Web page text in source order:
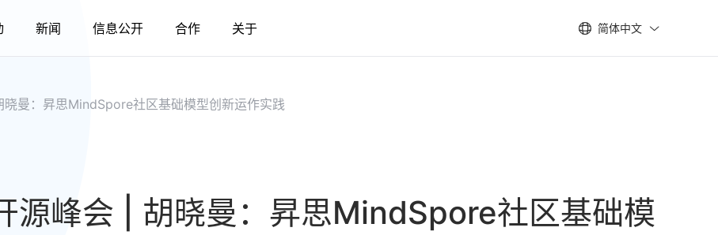
新闻 信息公开 合作 关于 简体中文
曼：昇思MindSpore社区基础模型创新运作实践
源峰会 | 胡晓曼：昇思MindSpore社区基础模